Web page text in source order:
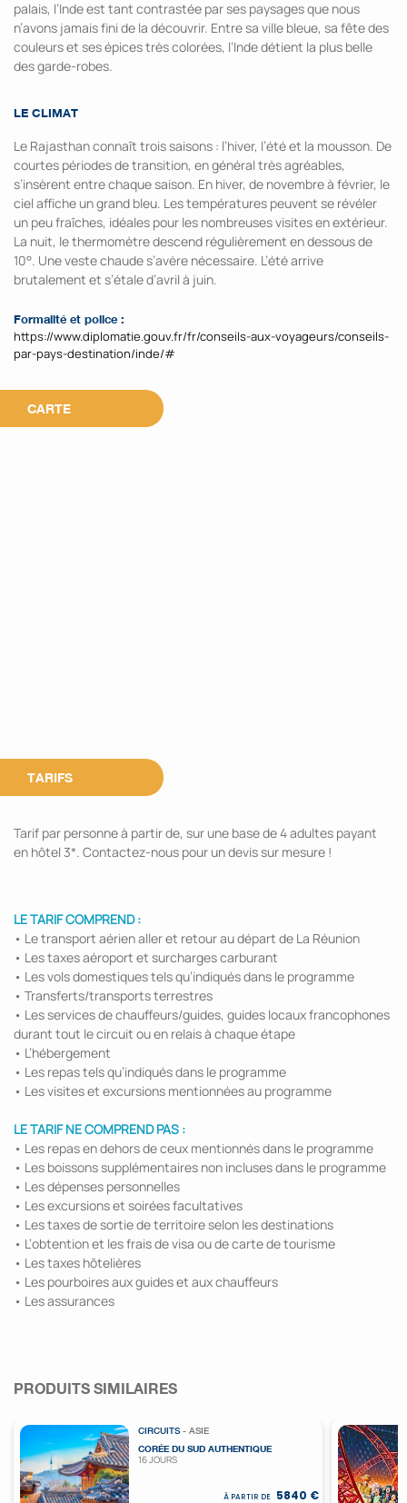
palais, l’Inde est tant contrastée par ses paysages que nous
n’avons jamais fini de la découvrir. Entre sa ville bleue, sa fête des
couleurs et ses épices très colorées, l’Inde détient la plus belle
des garde-robes.
LE CLIMAT
Le Rajasthan connaît trois saisons : l’hiver, l’été et la mousson. De
courtes périodes de transition, en général très agréables,
s’insèrent entre chaque saison. En hiver, de novembre à février, le
ciel affiche un grand bleu. Les températures peuvent se révéler
un peu fraîches, idéales pour les nombreuses visites en extérieur.
La nuit, le thermomètre descend régulièrement en dessous de
10°. Une veste chaude s’avère nécessaire. L’été arrive
brutalement et s’étale d’avril à juin.
Formalité et police :
https://www.diplomatie.gouv.fr/fr/conseils-aux-voyageurs/conseils-
par-pays-destination/inde/#
CARTE
TARIFS
Tarif par personne à partir de, sur une base de 4 adultes payant
en hôtel 3*. Contactez-nous pour un devis sur mesure !
LE TARIF COMPREND :
• Le transport aérien aller et retour au départ de La Réunion
• Les taxes aéroport et surcharges carburant
• Les vols domestiques tels qu’indiqués dans le programme
• Transferts/transports terrestres
• Les services de chauffeurs/guides, guides locaux francophones
durant tout le circuit ou en relais à chaque étape
• L’hébergement
• Les repas tels qu’indiqués dans le programme
• Les visites et excursions mentionnées au programme
LE TARIF NE COMPREND PAS :
• Les repas en dehors de ceux mentionnés dans le programme
• Les boissons supplémentaires non incluses dans le programme
• Les dépenses personnelles
• Les excursions et soirées facultatives
• Les taxes de sortie de territoire selon les destinations
• L’obtention et les frais de visa ou de carte de tourisme
• Les taxes hôtelières
• Les pourboires aux guides et aux chauffeurs
• Les assurances
PRODUITS SIMILAIRES
CIRCUITS - ASIE
CORÉE DU SUD AUTHENTIQUE
16 JOURS
À PARTIR DE 5840 €